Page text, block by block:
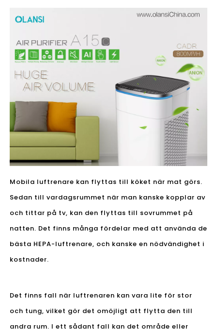
Mobila luftrenare kan flyttas till köket när mat görs.
Sedan till vardagsrummet när man kanske kopplar av
och tittar på tv, kan den flyttas till sovrummet på
natten. Det finns många fördelar med att använda de
bästa HEPA-luftrenare, och kanske en nödvändighet i
kostnader.
Det finns fall när luftrenaren kan vara lite för stor
och tung, vilket gör det omöjligt att flytta den till
andra rum. I ett sådant fall kan det område eller